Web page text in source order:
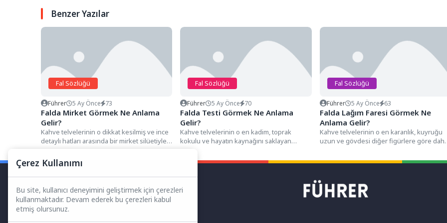
Benzer Yazılar
Fal Sözlüğü
Führer 5 Ay Önce 73
Falda Mirket Görmek Ne Anlama
Gelir?
Kahve telvelerinin o dikkat kesilmiş ve ince
detaylı hatları arasında bir mirket silüetiyle
Fal Sözlüğü
Führer 5 Ay Önce 70
Falda Testi Görmek Ne Anlama
Gelir?
Kahve telvelerinin o en kadim, toprak
kokulu ve hayatın kaynağını saklayan
Fal Sözlüğü
Führer 5 Ay Önce 63
Falda Lağım Faresi Görmek Ne
Anlama Gelir?
Kahve telvelerinin o en karanlık, kuyruğu
uzun ve gövdesi diğer figürlere göre
Çerez Kullanımı
Bu site, kullanıcı deneyimini geliştirmek için çerezleri
kullanmaktadır. Devam ederek bu çerezleri kabul
etmiş olursunuz.